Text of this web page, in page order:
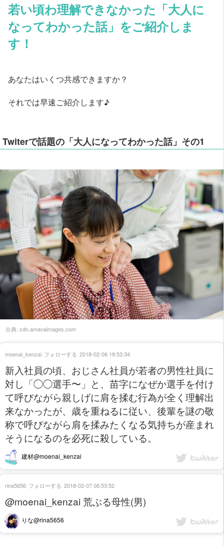
若い頃わ理解できなかった「大人に
なってわかった話」をご紹介しま
す！
あなたはいくつ共感できますか？
それでは早速ご紹介します♪
Twiterで話題の「大人になってわかった話」その1
出典: cdn.amanaimages.com
新入社員の頃、おじさん社員が若者の男性社員に
対し「◯◯選手〜」と、苗字になぜか選手を付け
て呼びながら親しげに肩を揉む行為が全く理解出
来なかったが、歳を重ねるに従い、後輩を謎の敬
称で呼びながら肩を揉みたくなる気持ちが産まれ
そうになるのを必死に殺している。
建材@moenai_kenzai
moenai_kenzai フォローする 2018-02-06 19:53:34
@moenai_kenzai 荒ぶる母性(男)
りな@rina5656
rina5656 フォローする 2018-02-07 06:53:52